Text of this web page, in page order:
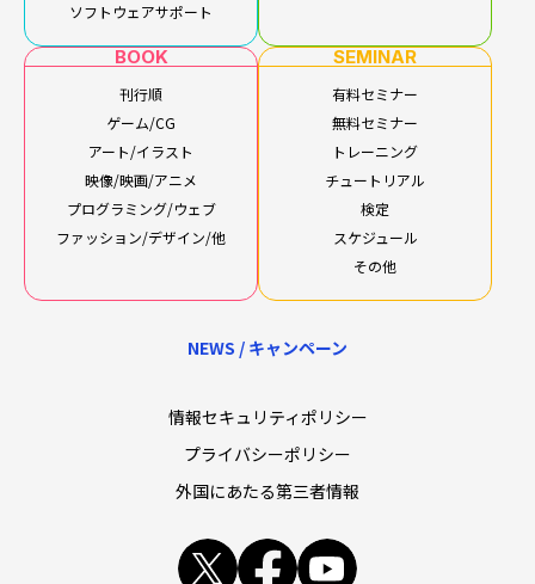
ソフトウェアサポート
BOOK
刊行順
ゲーム/CG
アート/イラスト
映像/映画/アニメ
プログラミング/ウェブ
ファッション/デザイン/他
SEMINAR
有料セミナー
無料セミナー
トレーニング
チュートリアル
検定
スケジュール
その他
NEWS / キャンペーン
情報セキュリティポリシー
プライバシーポリシー
外国にあたる第三者情報
x facebook